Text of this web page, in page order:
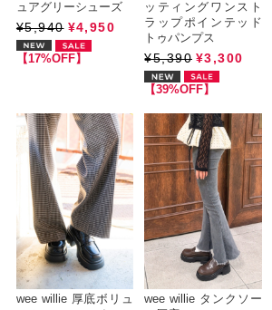
ュアグリーシューズ
¥5,940 ¥4,950
【17%OFF】
ッティングワンスト
ラップポインテッド
トゥパンプス
¥5,390 ¥3,300
【39%OFF】
wee willie 厚底ボリュ
wee willie タンクソー